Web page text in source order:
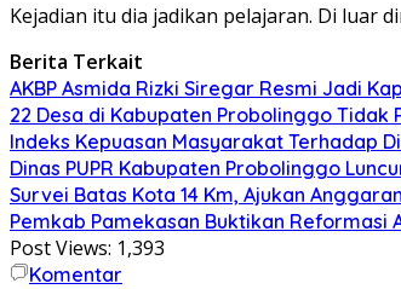
Kejadian itu dia jadikan pelajaran. Di luar
Berita Terkait
AKBP Asmida Rizki Siregar Resmi Jadi
22 Desa di Kabupaten Probolinggo Tidak
Indeks Kepuasan Masyarakat Terhadap
Dinas PUPR Kabupaten Probolinggo
Survei Batas Kota 14 Km, Ajukan
Pemkab Pamekasan Buktikan Reformasi
Post Views: 1,393
Komentar